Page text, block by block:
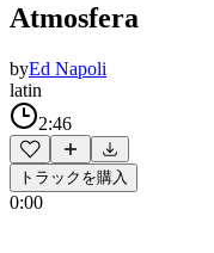
Atmosfera
byEd Napoli
latin
2:46
トラックを購入
0:00